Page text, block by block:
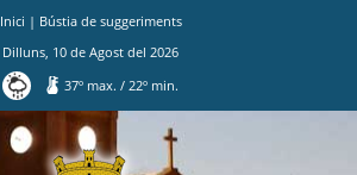
Inici | Bústia de suggeriments
Dilluns 10 de Agost del 2026
37º max./ 22º min.